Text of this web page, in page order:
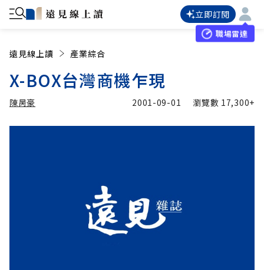
立即訂閱
職場雷達
遠見線上讀 產業綜合
X-BOX台灣商機乍現
陳昺豪 2001-09-01 瀏覽數 17,300+